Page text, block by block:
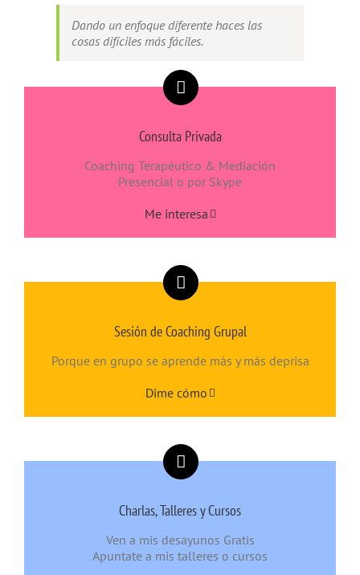
Dando un enfoque diferente haces las
cosas difíciles más fáciles.
Consulta Privada
Coaching Terapéutico & Mediación
Presencial o por Skype
Me interesa
Sesión de Coaching Grupal
Porque en grupo se aprende más y más deprisa
Dime cómo
Charlas, Talleres y Cursos
Ven a mis desayunos Gratis
Apuntate a mis talleres o cursos